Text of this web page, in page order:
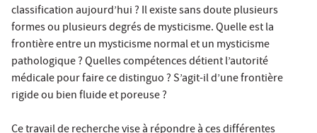
classification aujourd’hui ? Il existe sans doute plusieurs
formes ou plusieurs degrés de mysticisme. Quelle est la
frontière entre un mysticisme normal et un mysticisme
pathologique ? Quelles compétences détient l’autorité
médicale pour faire ce distinguo ? S’agit-il d’une frontière
rigide ou bien fluide et poreuse ?